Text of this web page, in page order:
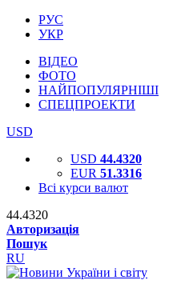
РУС
УКР
ВІДЕО
ФОТО
НАЙПОПУЛЯРНІШІ
СПЕЦПРОЕКТИ
USD
USD 44.4320
EUR 51.3316
Всі курси валют
44.4320
Авторизація
Пошук
RU